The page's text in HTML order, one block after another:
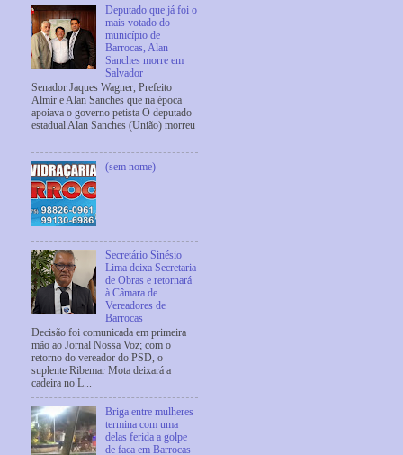
Deputado que já foi o
mais votado do
município de
Barrocas, Alan
Sanches morre em
Salvador
Senador Jaques Wagner, Prefeito
Almir e Alan Sanches que na época
apoiava o governo petista O deputado
estadual Alan Sanches (União) morreu
...
(sem nome)
Secretário Sinésio
Lima deixa Secretaria
de Obras e retornará
à Câmara de
Vereadores de
Barrocas
Decisão foi comunicada em primeira
mão ao Jornal Nossa Voz; com o
retorno do vereador do PSD, o
suplente Ribemar Mota deixará a
cadeira no L...
Briga entre mulheres
termina com uma
delas ferida a golpe
de faca em Barrocas